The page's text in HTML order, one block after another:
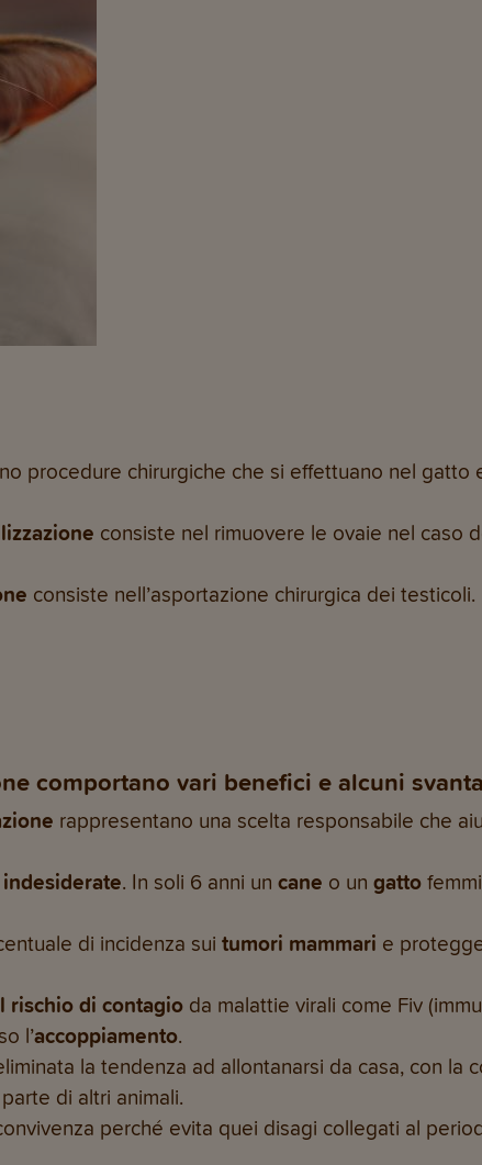
procedure chirurgiche che si effettuano nel gatto
consiste nel rimuovere le ovaie nel caso
consiste nell’asportazione chirurgica dei testicoli.
comportano vari benefici e alcuni
rappresentano una scelta responsabile che
. In soli 6 anni un cane o un gatto
di incidenza sui tumori mammari e
rischio di contagio da malattie virali come Fiv
l’accoppiamento.
la tendenza ad allontanarsi da casa, con la
di altri animali.
perché evita quei disagi collegati al